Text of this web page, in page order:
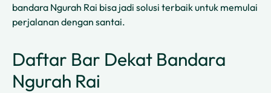
bandara Ngurah Rai bisa jadi solusi terbaik untuk memulai
perjalanan dengan santai.
Daftar Bar Dekat Bandara
Ngurah Rai